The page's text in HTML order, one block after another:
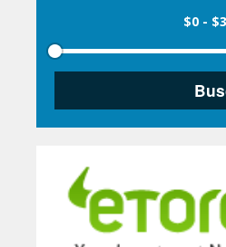
$0 -